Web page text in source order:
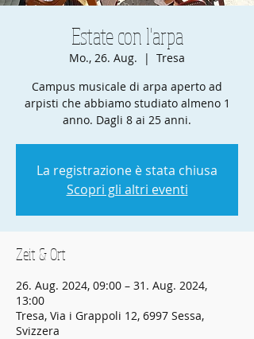
Estate con l'arpa
Mo., 26. Aug.
  |
Tresa
Campus musicale di arpa aperto ad
arpisti che abbiamo studiato almeno 1
anno. Dagli 8 ai 25 anni.
La registrazione è stata chiusa
Scopri gli altri eventi
Zeit & Ort
26. Aug. 2024, 09:00 – 31. Aug. 2024,
13:00
Tresa, Via i Grappoli 12, 6997 Sessa,
Svizzera